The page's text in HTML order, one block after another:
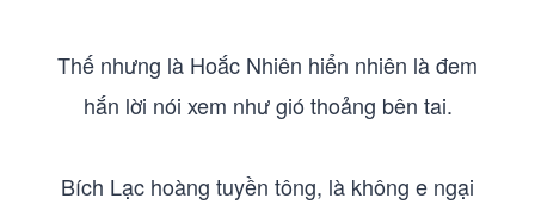
Thế nhưng là Hoắc Nhiên hiển nhiên là đem
hắn lời nói xem như gió thoảng bên tai.
Bích Lạc hoàng tuyền tông, là không e ngại